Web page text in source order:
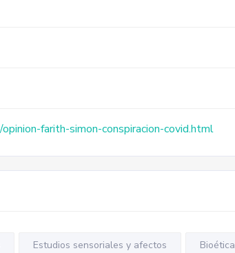
farith-simon-conspiracion-covid.html
Estudios sensoriales y afectos Bioética